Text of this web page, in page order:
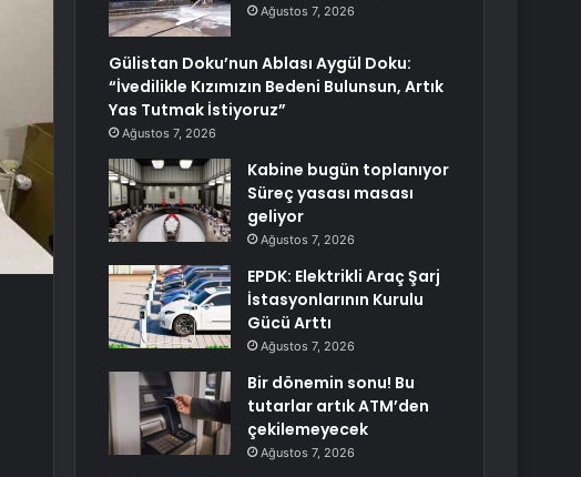
Ağustos 7, 2026
Gülistan Doku’nun Ablası Aygül Doku:
“İvedilikle Kızımızın Bedeni Bulunsun, Artık
Yas Tutmak İstiyoruz”
Ağustos 7, 2026
Kabine bugün toplanıyor
Süreç yasası masası
geliyor
Ağustos 7, 2026
EPDK: Elektrikli Araç Şarj
İstasyonlarının Kurulu
Gücü Arttı
Ağustos 7, 2026
Bir dönemin sonu! Bu
tutarlar artık ATM’den
çekilemeyecek
Ağustos 7, 2026